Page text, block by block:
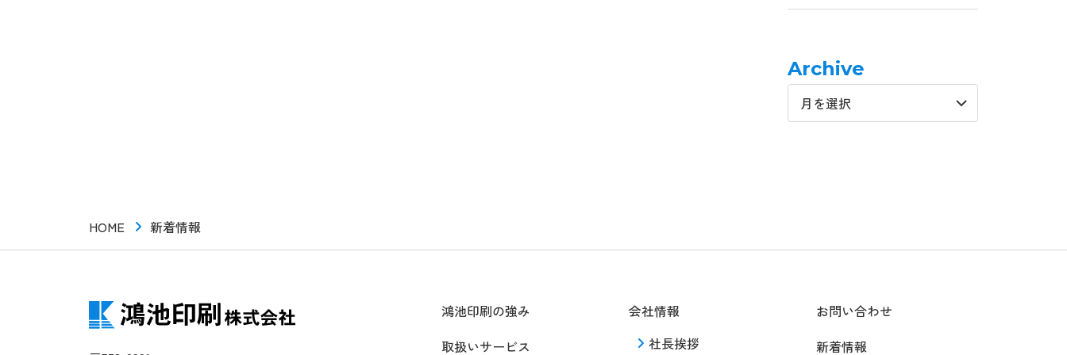
Archive
HOME 新着情報
鴻池印刷の強み
取扱いサービス
会社情報
社長挨拶
お問い合わせ
新着情報